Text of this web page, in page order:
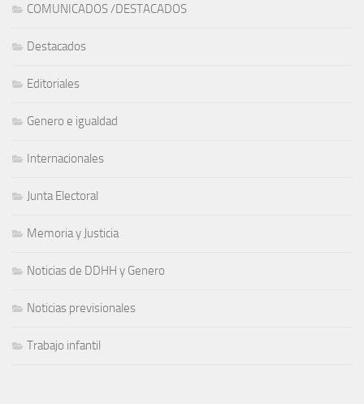
COMUNICADOS /DESTACADOS
Destacados
Editoriales
Genero e igualdad
Internacionales
Junta Electoral
Memoria y Justicia
Noticias de DDHH y Genero
Noticias previsionales
Trabajo infantil